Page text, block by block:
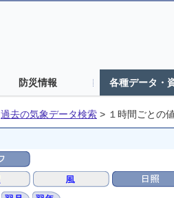
防災情報 各種データ・
過去の気象データ検索 > １時間ごとの